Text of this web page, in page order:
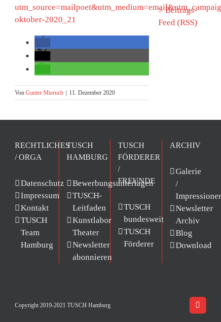
oktober-2020_21
Von Gunter Mieruch 11. Dezember 2020
> Beitrags-
Feed (RSS)
RECHTLICHES
/ ORGA
Datenschutz
Impressum
Kontakt
TUSCH
Team
Hamburg
TUSCH
HAMBURG
Bewerbungsunterlagen
TUSCH-
Leitfaden
Kunstlabor
Theater
Newsletter
abonnieren
TUSCH
FÖRDERER
/
FREUNDE
TUSCH
bundesweit
TUSCH
Förderer
ARCHIV
Galerie
/
Newsletter
Archiv
Blog
Download
Copyright 2019-2021 TUSCH Hamburg